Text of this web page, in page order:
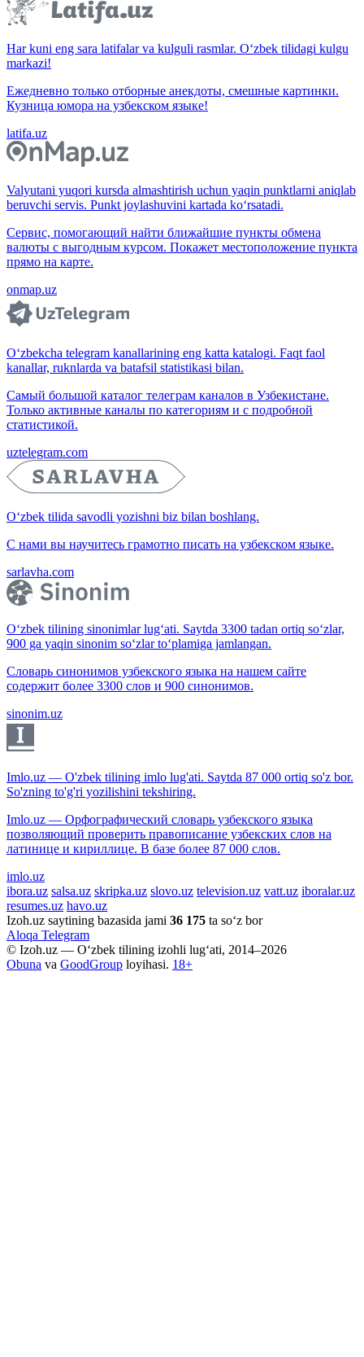
Har kuni eng sara latifalar va kulguli rasmlar. O‘zbek tilidagi kulgu
markazi!
Ежедневно только отборные анекдоты, смешные картинки.
Кузница юмора на узбекском языке!
latifa.uz
Valyutani yuqori kursda almashtirish uchun yaqin punktlarni aniqlab
beruvchi servis. Punkt joylashuvini kartada ko‘rsatadi.
Сервис, помогающий найти ближайшие пункты обмена
валюты с выгодным курсом. Покажет местоположение пункта
прямо на карте.
onmap.uz
O‘zbekcha telegram kanallarining eng katta katalogi. Faqt faol
kanallar, ruknlarda va batafsil statistikasi bilan.
Самый большой каталог телеграм каналов в Узбекистане.
Только активные каналы по категориям и с подробной
статистикой.
uztelegram.com
O‘zbek tilida savodli yozishni biz bilan boshlang.
С нами вы научитесь грамотно писать на узбекском языке.
sarlavha.com
O‘zbek tilining sinonimlar lug‘ati. Saytda 3300 tadan ortiq so‘zlar,
900 ga yaqin sinonim so‘zlar to‘plamiga jamlangan.
Словарь синонимов узбекского языка на нашем сайте
содержит более 3300 слов и 900 синонимов.
sinonim.uz
Imlo.uz — O'zbek tilining imlo lug'ati. Saytda 87 000 ortiq so'z bor.
So'zning to'g'ri yozilishini tekshiring.
Imlo.uz — Орфографический словарь узбекского языка
позволяющий проверить правописание узбекских слов на
латинице и кириллице. В базе более 87 000 слов.
imlo.uz
ibora.uz salsa.uz skripka.uz slovo.uz television.uz vatt.uz iboralar.uz
resumes.uz havo.uz
Izoh.uz saytining bazasida jami 36 175 ta so‘z bor
Aloqa Telegram
© Izoh.uz — O‘zbek tilining izohli lug‘ati, 2014–2026
Obuna va GoodGroup loyihasi. 18+